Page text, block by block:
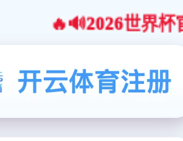
🔥🔊2026世界杯官网